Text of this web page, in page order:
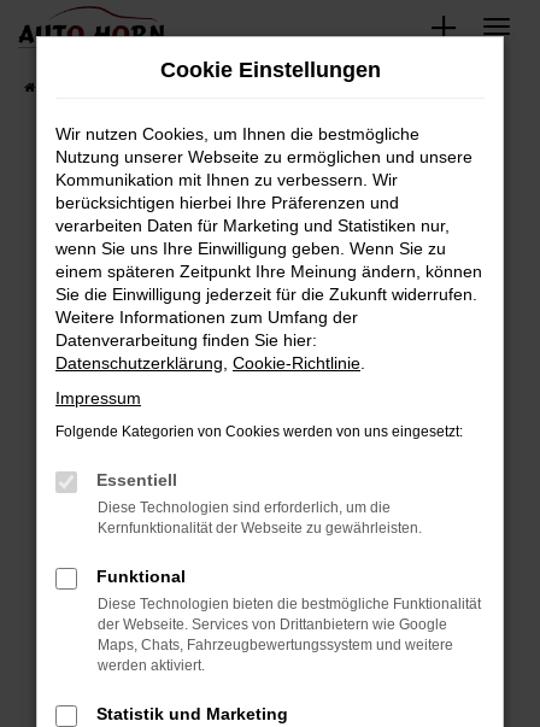
Zum
springen
Fahrzeugbestand
Fehler: Network Error
Beim Laden ist ein Fehler aufgetreten.
Hier sind ein paar Tipps, die dir helfen können:
Überprüfe deine Firewall und deine
Internetverbindung.
Laden andere Webseiten, zum Beispiel deine
Suchmaschine?
Prüfe deine Browsererweiterungen.
können das Laden bestimmter Seiten
verhindern. Funktioniert die Seite in einem
anderen Browser oder in einem privaten
Starte dein Gerät neu.
Das kann manchmal helfen, vorübergehende
Probleme zu beheben.
Betriebssystem auf dem neuesten Stand
Cookie Einstellungen
Wir nutzen Cookies, um Ihnen die bestmögliche
Nutzung unserer Webseite zu ermöglichen und unsere
Kommunikation mit Ihnen zu verbessern. Wir
berücksichtigen hierbei Ihre Präferenzen und
verarbeiten Daten für Marketing und Statistiken nur,
wenn Sie uns Ihre Einwilligung geben. Wenn Sie zu
einem späteren Zeitpunkt Ihre Meinung ändern, können
Sie die Einwilligung jederzeit für die Zukunft widerrufen.
Weitere Informationen zum Umfang der
Datenverarbeitung finden Sie hier:
Datenschutzerklärung Cookie-Richtlinie
Impressum
Folgende Kategorien von Cookies werden von uns eingesetzt:
Essentiell
Diese Technologien sind erforderlich, um die
Kernfunktionalität der Webseite zu gewährleisten.
Funktional
Diese Technologien bieten die bestmögliche Funktionalität
der Webseite. Services von Drittanbietern wie Google
Maps, Chats, Fahrzeugbewertungssystem und weitere
werden aktiviert.
Statistik und Marketing